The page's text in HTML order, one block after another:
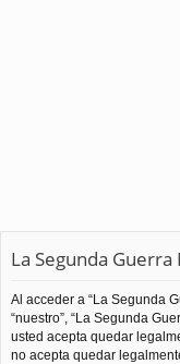
La Segunda
Al acceder a “La Segunda
“nuestro”, “La Segunda
usted acepta quedar
no acepta quedar